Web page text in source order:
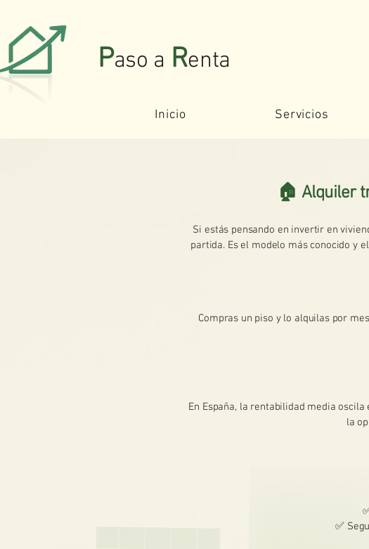
Paso a Renta
Inicio Servicios
🏠 Alquiler
Si estás pensando en invertir en
partida. Es el modelo más conocido y
Compras un piso y lo alquilas por
En España, la rentabilidad media
la
✅